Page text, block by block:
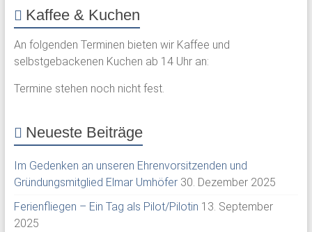
Kaffee & Kuchen
An folgenden Terminen bieten wir Kaffee und
selbstgebackenen Kuchen ab 14 Uhr an:
Termine stehen noch nicht fest.
Neueste Beiträge
Im Gedenken an unseren Ehrenvorsitzenden und
Gründungsmitglied Elmar Umhöfer 30. Dezember 2025
Ferienfliegen – Ein Tag als Pilot/Pilotin 13. September
2025